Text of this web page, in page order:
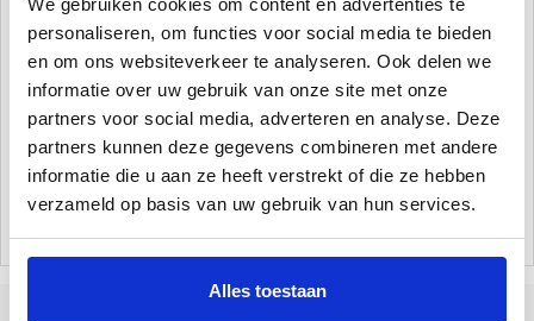
We gebruiken cookies om content en advertenties te
personaliseren, om functies voor social media te bieden
en om ons websiteverkeer te analyseren. Ook delen we
informatie over uw gebruik van onze site met onze
partners voor social media, adverteren en analyse. Deze
partners kunnen deze gegevens combineren met andere
informatie die u aan ze heeft verstrekt of die ze hebben
verzameld op basis van uw gebruik van hun services.
Alles toestaan
De liner is eenvoudig in te hangen en aan de rand van uw
zwembad vast te zetten.
U verwijdert de metalen bovenstrip van het
zwembad, hangt dit profiel over het metaalprofiel en plaatst de
de beste kwaliteit en geschikt voor ronde Azuro staalwand
zwembaden.
Let op:dit is alleen de liner niet het complete zwembad!